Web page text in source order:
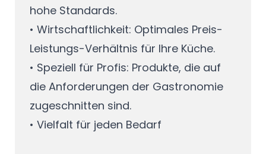
hohe Standards.
• Wirtschaftlichkeit: Optimales Preis-
Leistungs-Verhältnis für Ihre Küche.
• Speziell für Profis: Produkte, die auf
die Anforderungen der Gastronomie
zugeschnitten sind.
• Vielfalt für jeden Bedarf